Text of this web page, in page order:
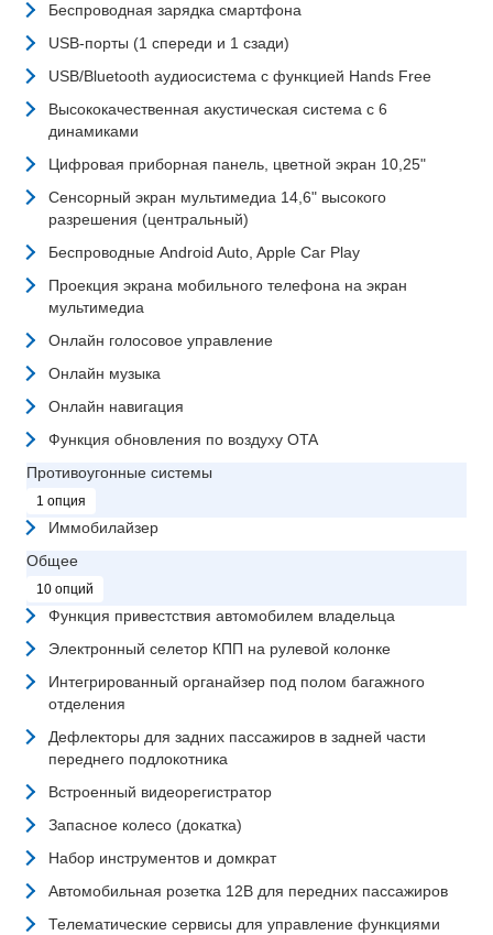
Беспроводная зарядка смартфона
USB-порты (1 спереди и 1 сзади)
USB/Bluetooth аудиосистема с функцией Hands Free
Высококачественная акустическая система с 6
динамиками
Цифровая приборная панель, цветной экран 10,25"
Сенсорный экран мультимедиа 14,6" высокого
разрешения (центральный)
Беспроводные Android Auto, Apple Car Play
Проекция экрана мобильного телефона на экран
мультимедиа
Онлайн голосовое управление
Онлайн музыка
Онлайн навигация
Функция обновления по воздуху OTA
Противоугонные системы
1 опция
Иммобилайзер
Общее
10 опций
Функция привестствия автомобилем владельца
Электронный селетор КПП на рулевой колонке
Интегрированный органайзер под полом багажного
отделения
Дефлекторы для задних пассажиров в задней части
переднего подлокотника
Встроенный видеорегистратор
Запасное колесо (докатка)
Набор инструментов и домкрат
Автомобильная розетка 12В для передних пассажиров
Телематические сервисы для управление функциями